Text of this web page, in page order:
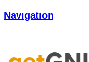
Navigation